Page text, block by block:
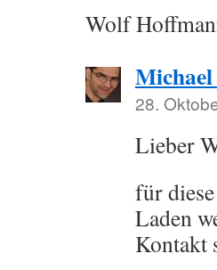
Wolf
28.
Lieber
für
Laden
Kontakt